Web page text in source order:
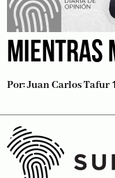
MIENTRAS
Por:Juan Carlos Tafur